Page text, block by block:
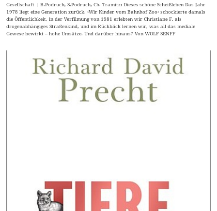
Gesellschaft | B.Podruch, S.Podruch, Ch. Tramitz: Dieses schöne Scheißleben Das Jahr
1978 liegt eine Generation zurück. ›Wir Kinder vom Bahnhof Zoo‹ schockierte damals
die Öffentlichkeit, in der Verfilmung von 1981 erlebten wir Christiane F. als
drogenabhängiges Straßenkind, und im Rückblick lernen wir, was all das mediale
Gewese bewirkt – hohe Umsätze. Und darüber hinaus? Von WOLF SENFF